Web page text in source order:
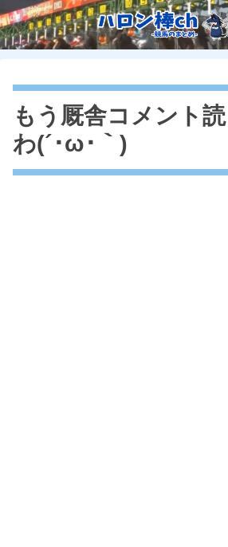
もう厩舎コメント
わ(´･ω･｀)